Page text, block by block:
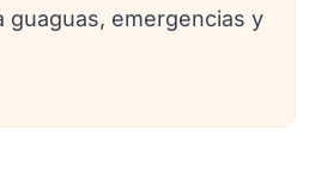
guaguas, emergencias y